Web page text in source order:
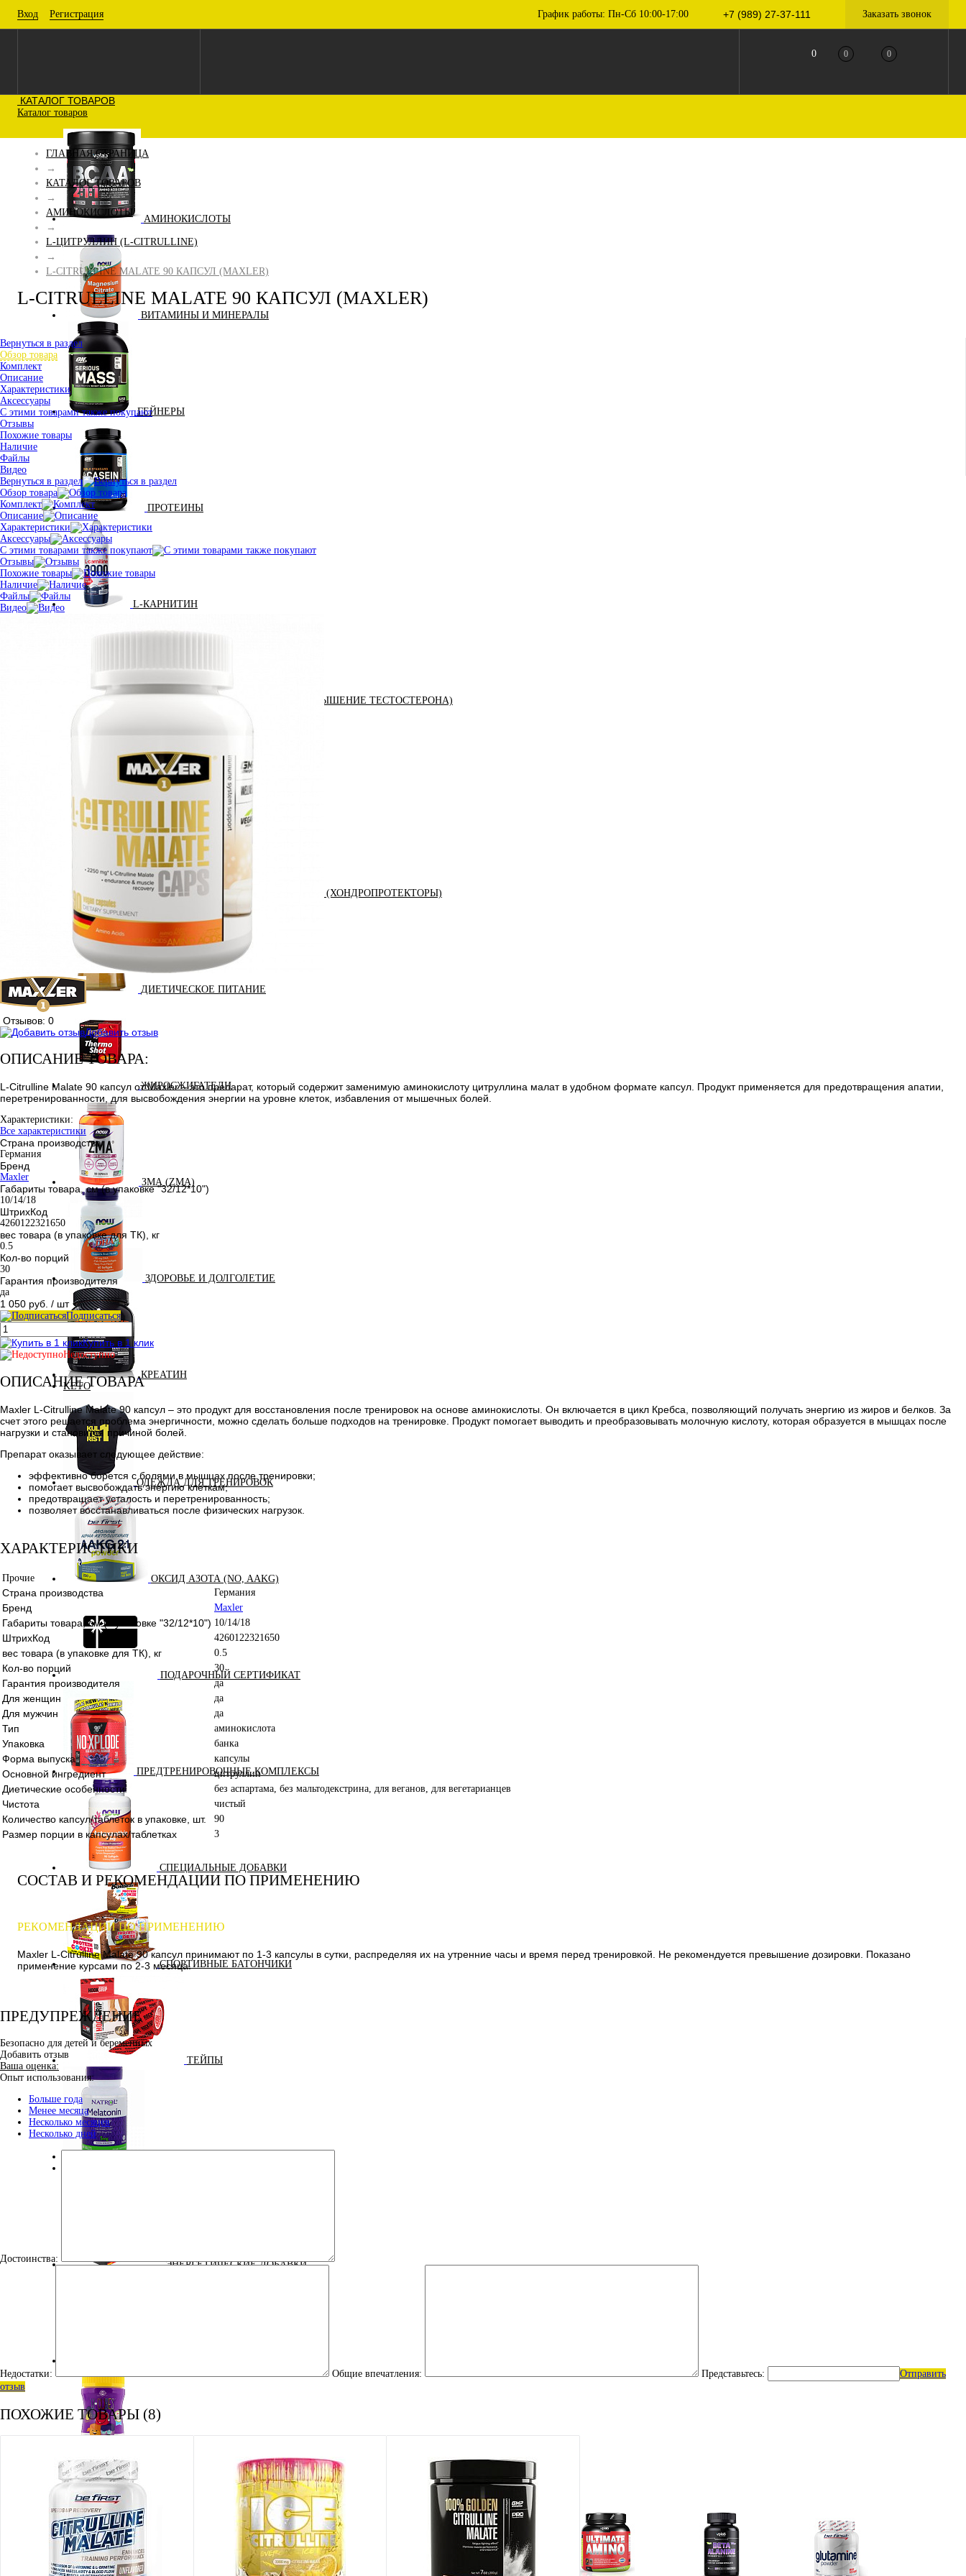
Вход Регистрация График работы: Пн-Сб 10:00-17:00 +7 (989) 27-37-111 Заказать звонок
0 0 0
КАТАЛОГ ТОВАРОВ
Каталог товаров
АМИНОКИСЛОТЫ
ВИТАМИНЫ И МИНЕРАЛЫ
ГЕЙНЕРЫ
ПРОТЕИНЫ
L-КАРНИТИН
АНАБОЛИЧЕСКИЕ КОМПЛЕКСЫ(ПОВЫШЕНИЕ ТЕСТОСТЕРОНА)
АКСЕССУАРЫ
ДОБАВКИ ДЛЯ СУСТАВОВ И СВЯЗОК (ХОНДРОПРОТЕКТОРЫ)
ДИЕТИЧЕСКОЕ ПИТАНИЕ
ЖИРОСЖИГАТЕЛИ
ЗМА (ZMA)
ЗДОРОВЬЕ И ДОЛГОЛЕТИЕ
КРЕАТИН
KETO
ОДЕЖДА ДЛЯ ТРЕНИРОВОК
ОКСИД АЗОТА (NO, AAKG)
ПОДАРОЧНЫЙ СЕРТИФИКАТ
ПРЕДТРЕНИРОВОЧНЫЕ КОМПЛЕКСЫ
СПЕЦИАЛЬНЫЕ ДОБАВКИ
СПОРТИВНЫЕ БАТОНЧИКИ
ТЕЙПЫ
ЭНЕРГЕТИЧЕСКИЕ ДОБАВКИ
КОСМЕТИКА
АМИНОКИСЛОТЫ
ГЛАВНАЯ СТРАНИЦА
→
КАТАЛОГ ТОВАРОВ
→
АМИНОКИСЛОТЫ
→
L-ЦИТРУЛЛИН (L-CITRULLINE)
→
L-CITRULLINE MALATE 90 КАПСУЛ (MAXLER)
L-CITRULLINE MALATE 90 КАПСУЛ (MAXLER)
Вернуться в раздел
Обзор товара
Комплект
Описание
Характеристики
Аксессуары
С этими товарами также покупают
Отзывы
Похожие товары
Наличие
Файлы
Видео
Вернуться в раздел
Обзор товара
Комплект
Описание
Характеристики
Аксессуары
С этими товарами также покупают
Отзывы
Похожие товары
Наличие
Файлы
Видео
Отзывов: 0
Добавить отзыв
ОПИСАНИЕ ТОВАРА:
L-Citrulline Malate 90 капсул от Maxler – это препарат, который содержит заменимую аминокислоту цитруллина малат в удобном формате капсул. Продукт применяется для предотвращения апатии,
перетренированности, для высвобождения энергии на уровне клеток, избавления от мышечных болей.
Характеристики:
Все характеристики
Страна производства
Германия
Бренд
Maxler
Габариты товара, см (в упаковке "32/12*10")
10/14/18
ШтрихКод
4260122321650
вес товара (в упаковке для ТК), кг
0.5
Кол-во порций
30
Гарантия производителя
да
1 050 руб. / шт
Подписаться
Купить в 1 клик
Недоступно
ОПИСАНИЕ ТОВАРА
Maxler L-Citrulline Malate 90 капсул – это продукт для восстановления после тренировок на основе аминокислоты. Он включается в цикл Кребса, позволяющий получать энергию из жиров и белков. За
счет этого решается проблема энергичности, можно сделать больше подходов на тренировке. Продукт помогает выводить и преобразовывать молочную кислоту, которая образуется в мышцах после
нагрузки и становится причиной болей.
Препарат оказывает следующее действие:
эффективно борется с болями в мышцах после тренировки;
помогает высвобождать энергию клеткам;
предотвращает усталость и перетренированность;
позволяет восстанавливаться после физических нагрузок.
ХАРАКТЕРИСТИКИ
Прочие
Страна производства Германия
Бренд Maxler
Габариты товара, см (в упаковке "32/12*10") 10/14/18
ШтрихКод 4260122321650
вес товара (в упаковке для ТК), кг 0.5
Кол-во порций 30
Гарантия производителя да
Для женщин да
Для мужчин да
Тип аминокислота
Упаковка банка
Форма выпуска капсулы
Основной ингредиент цитруллин
Диетические особенности без аспартама, без мальтодекстрина, для веганов, для вегетарианцев
Чистота чистый
Количество капсул/таблеток в упаковке, шт. 90
Размер порции в капсулах/таблетках 3
СОСТАВ И РЕКОМЕНДАЦИИ ПО ПРИМЕНЕНИЮ
РЕКОМЕНДАЦИИ ПО ПРИМЕНЕНИЮ
Maxler L-Citrulline Malate 90 капсул принимают по 1-3 капсулы в сутки, распределяя их на утренние часы и время перед тренировкой. Не рекомендуется превышение дозировки. Показано
применение курсами по 2-3 месяца.
ПРЕДУПРЕЖДЕНИЕ
Безопасно для детей и беременных
Добавить отзыв
Ваша оценка:
Опыт использования:
Больше года
Менее месяца
Несколько месяцев
Несколько дней
Достоинства:
Недостатки: Общие впечатления: Представьтесь:
Отправить
отзыв
ПОХОЖИЕ ТОВАРЫ (8)